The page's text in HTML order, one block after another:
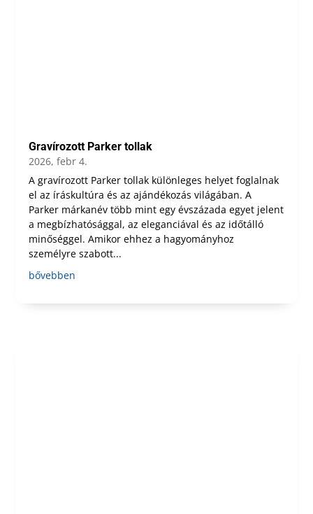
Gravírozott Parker tollak
2026, febr 4.
A gravírozott Parker tollak különleges helyet foglalnak
el az íráskultúra és az ajándékozás világában. A
Parker márkanév több mint egy évszázada egyet jelent
a megbízhatósággal, az eleganciával és az időtálló
minőséggel. Amikor ehhez a hagyományhoz
személyre szabott...
bővebben